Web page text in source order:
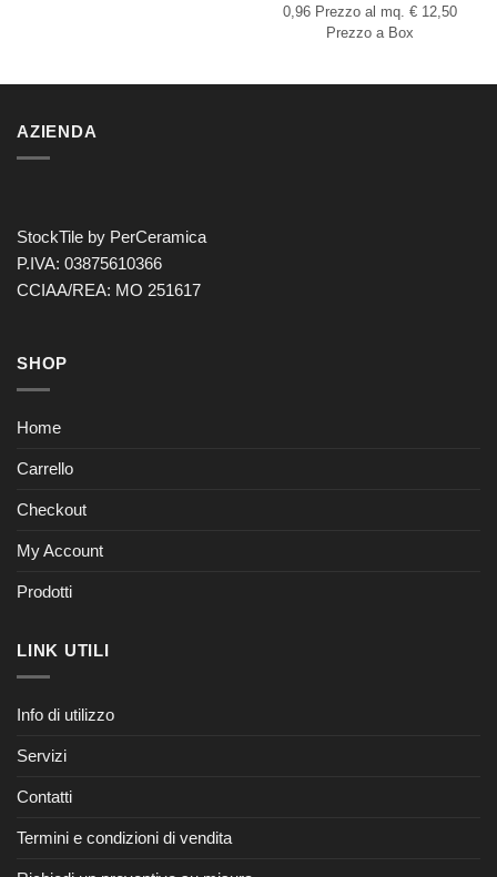
0,96 Prezzo al mq. € 12,50
Prezzo a Box
AZIENDA
StockTile by PerCeramica
P.IVA: 03875610366
CCIAA/REA: MO 251617
SHOP
Home
Carrello
Checkout
My Account
Prodotti
LINK UTILI
Info di utilizzo
Servizi
Contatti
Termini e condizioni di vendita